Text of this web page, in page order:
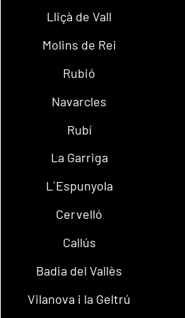
Lliçà de Vall
Molins de Rei
Rubió
Navarcles
Rubí
La Garriga
L´Espunyola
Cervelló
Callús
Badia del Vallès
Vilanova i la Geltrú